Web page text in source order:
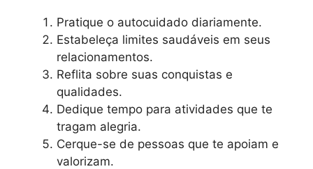
Pratique o autocuidado diariamente.
Estabeleça limites saudáveis em seus
relacionamentos.
Reflita sobre suas conquistas e
qualidades.
Dedique tempo para atividades que te
tragam alegria.
Cerque-se de pessoas que te apoiam e
valorizam.